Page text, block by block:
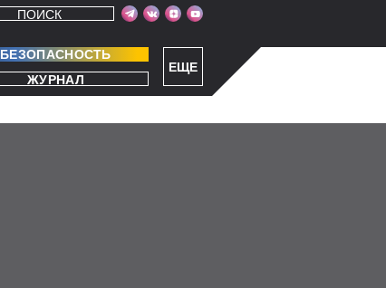
ЕЩЕ
ПОИСК
БЕЗОПАСНОСТЬ
ЖУРНАЛ